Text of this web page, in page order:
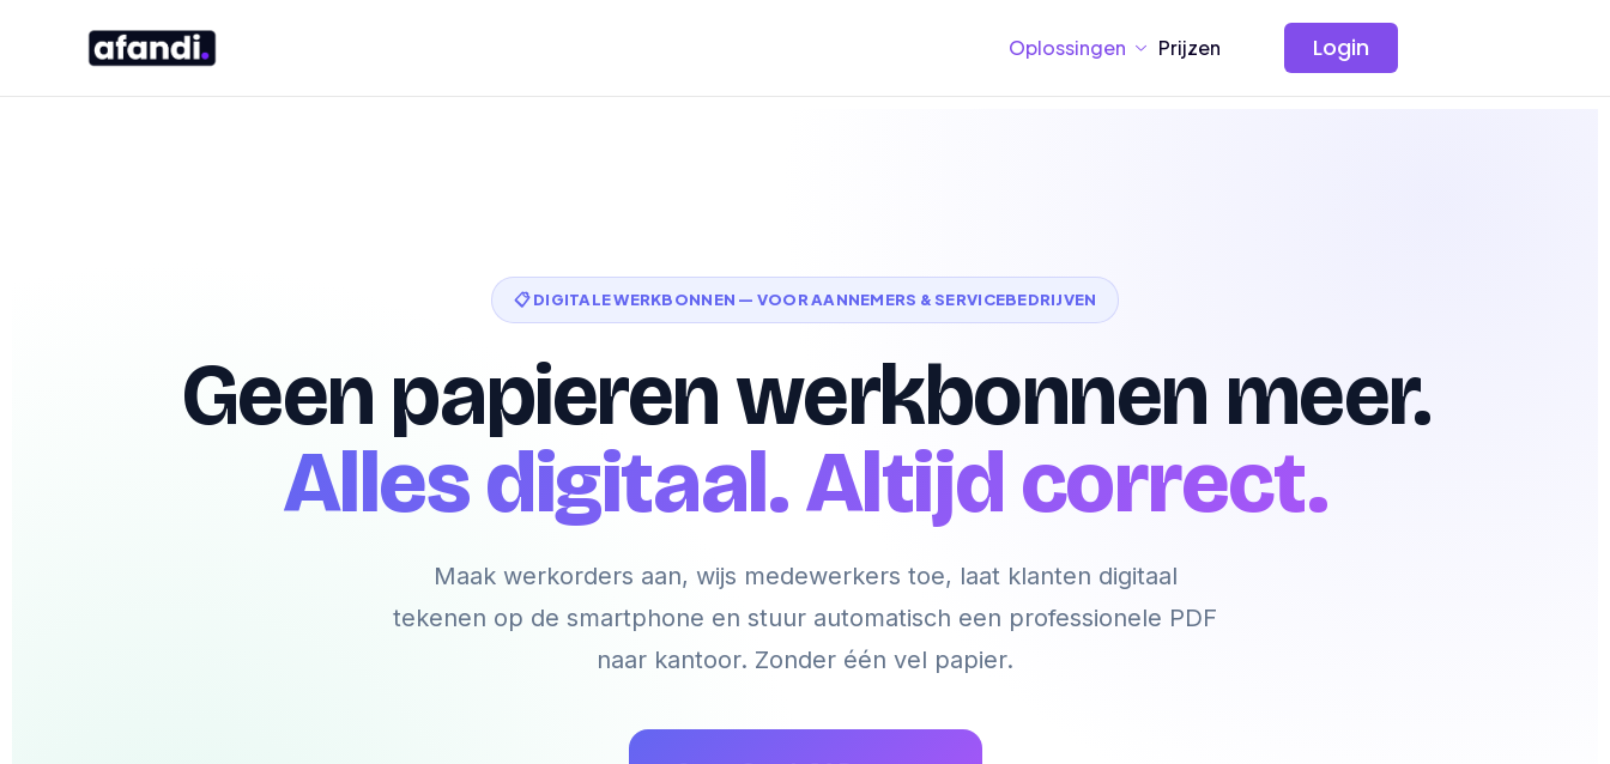
Oplossingen Prijzen Login
📋 DIGITALE WERKBONNEN — VOOR AANNEMERS & SERVICEBEDRIJVEN
Geen papieren werkbonnen meer.
Alles digitaal. Altijd correct.
Maak werkorders aan, wijs medewerkers toe, laat klanten digitaal
tekenen op de smartphone en stuur automatisch een professionele PDF
naar kantoor. Zonder één vel papier.